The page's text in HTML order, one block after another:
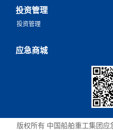
投资管理
投资管理
应急商城
版权所有 中国船舶重工集团